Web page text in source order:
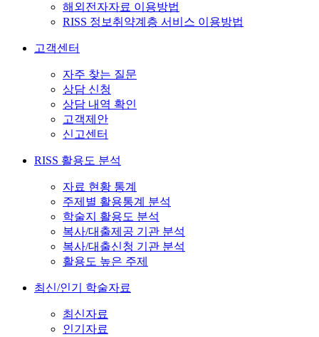
해외전자자료 이용방법
RISS 정보취약계층 서비스 이용방법
고객센터
자주 찾는 질문
상담 신청
상담 내역 확인
고객제안
신고센터
RISS 활용도 분석
자료 현황 통계
주제별 활용통계 분석
학술지 활용도 분석
복사/대출제공 기관 분석
복사/대출신청 기관 분석
활용도 높은 주제
최신/인기 학술자료
최신자료
인기자료